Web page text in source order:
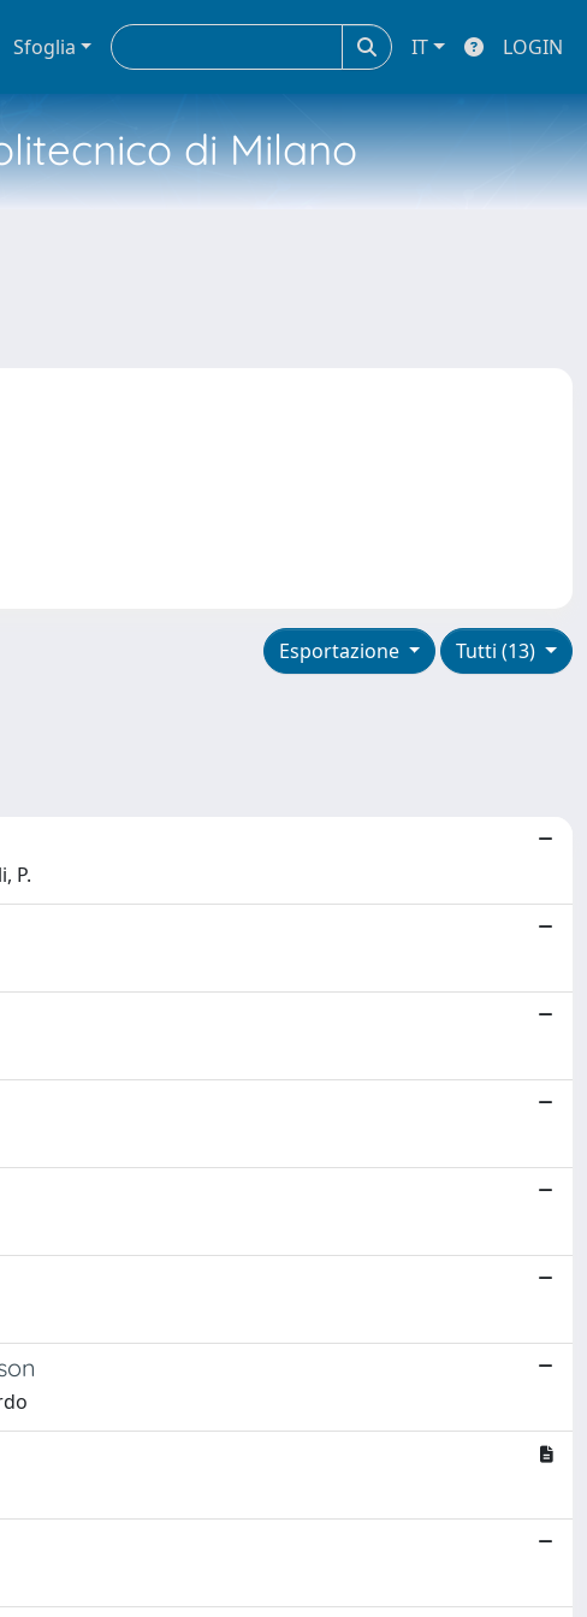
Sfoglia IT LOGIN
di Milano
Tutti (13)
Esportazione
P.